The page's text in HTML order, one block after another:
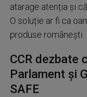
atarage atenția și
O soluție ar fi ca
produse românești.
CCR dezbate
Parlament și
SAFE